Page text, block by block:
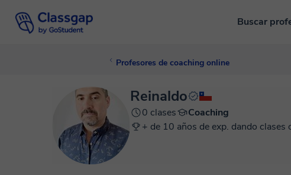
Buscar
Profesores de coaching online
Reinaldo
0 clases
Coaching
+ de 10 años de exp. dando clases